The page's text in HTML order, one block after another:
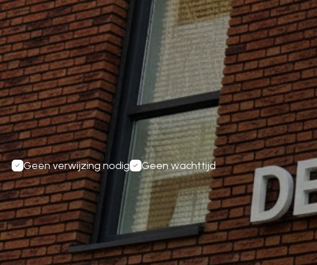
Boek uw Afspraak Inplannen
Geen verwijzing nodig Geen wachttijd